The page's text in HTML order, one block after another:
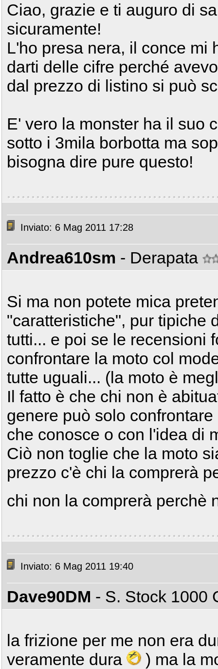
Ciao, grazie e ti auguro di
sicuramente!
L'ho presa nera, il conce mi
darti delle cifre perché
dal prezzo di listino si può
E' vero la monster ha il suo
sotto i 3mila borbotta ma
bisogna dire pure questo!
Inviato: 6 Mag 2011 17:28
Andrea610sm - Derapata
Si ma non potete mica
"caratteristiche", pur tipiche
tutti... e poi se le recensioni
confrontare la moto col
tutte uguali... (la moto è
Il fatto è che chi non è
genere può solo
che conosce o con l'idea di
Ciò non toglie che la moto
prezzo c'è chi la comprerà
chi non la comprerà perchè
Inviato: 6 Mag 2011 19:40
Dave90DM - S. Stock 1000
la frizione per me non era
veramente dura
) ma la